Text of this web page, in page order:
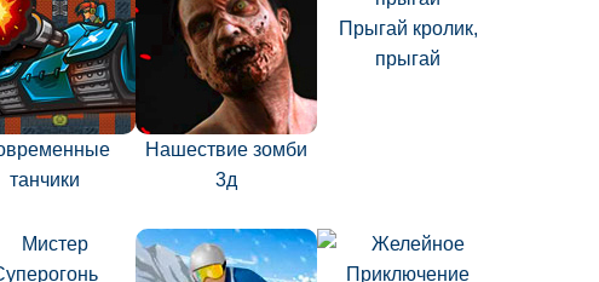
танчики
Нашествие зомби
3д
Прыгай кролик,
прыгай